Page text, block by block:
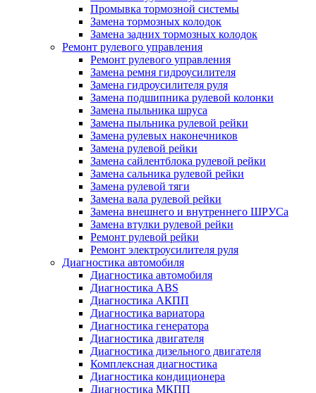
Промывка тормозной системы
Замена тормозных колодок
Замена задних тормозных колодок
Ремонт рулевого управления
Ремонт рулевого управления
Замена ремня гидроусилителя
Замена гидроусилителя руля
Замена подшипника рулевой колонки
Замена пыльника шруса
Замена пыльника рулевой рейки
Замена рулевых наконечников
Замена рулевой рейки
Замена сайлентблока рулевой рейки
Замена сальника рулевой рейки
Замена рулевой тяги
Замена вала рулевой рейки
Замена внешнего и внутреннего ШРУСа
Замена втулки рулевой рейки
Ремонт рулевой рейки
Ремонт электроусилителя руля
Диагностика автомобиля
Диагностика автомобиля
Диагностика ABS
Диагностика АКПП
Диагностика вариатора
Диагностика генератора
Диагностика двигателя
Диагностика дизельного двигателя
Комплексная диагностика
Диагностика кондиционера
Диагностика МКПП